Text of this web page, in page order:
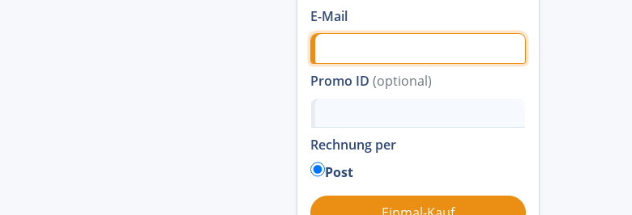
E-Mail
Promo ID (optional)
Rechnung per
Post